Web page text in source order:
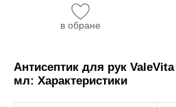
в обране
Антисептик для рук
мл: Характеристики